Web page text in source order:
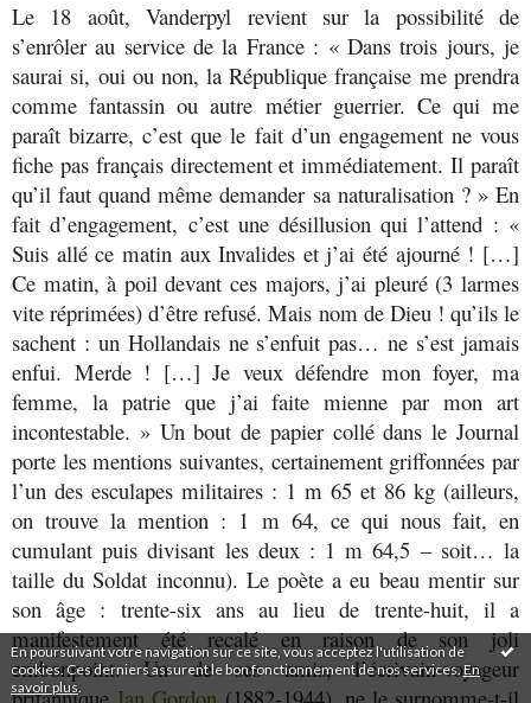
En poursuivant votre navigation sur ce site, vous acceptez l'utilisation de
cookies. Ces derniers assurent le bon fonctionnement de nos services.En
savoir plus
Le 18 août, Vanderpyl revient sur la possibilité de
s’enrôler au service de la France : « Dans trois jours, je
saurai si, oui ou non, la République française me prendra
comme fantassin ou autre métier guerrier. Ce qui me
paraît bizarre, c’est que le fait d’un engagement ne vous
fiche pas français directement et immédiatement. Il paraît
qu’il faut quand même demander sa naturalisation ? » En
fait d’engagement, c’est une désillusion qui l’attend : «
Suis allé ce matin aux Invalides et j’ai été ajourné ! […]
Ce matin, à poil devant ces majors, j’ai pleuré (3 larmes
vite réprimées) d’être refusé. Mais nom de Dieu ! qu’ils le
sachent : un Hollandais ne s’enfuit pas… ne s’est jamais
enfui. Merde ! […] Je veux défendre mon foyer, ma
femme, la patrie que j’ai faite mienne par mon art
incontestable. » Un bout de papier collé dans le Journal
porte les mentions suivantes, certainement griffonnées par
l’un des esculapes militaires : 1 m 65 et 86 kg (ailleurs,
on trouve la mention : 1 m 64, ce qui nous fait, en
cumulant puis divisant les deux : 1 m 64,5 – soit… la
taille du Soldat inconnu). Le poète a eu beau mentir sur
son âge : trente-six ans au lieu de trente-huit, il a
manifestement été recalé en raison de son joli
embonpoint. Un de ses amis, l’écrivain-voyageur